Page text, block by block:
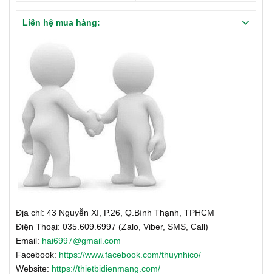
Liên hệ mua hàng:
Địa chỉ: 43 Nguyễn Xí, P.26, Q.Bình Thạnh, TPHCM
Điện Thoại: 035.609.6997 (Zalo, Viber, SMS, Call)
Email: hai6997@gmail.com
Facebook: https://www.facebook.com/thuynhico/
Website: https://thietbidienmang.com/